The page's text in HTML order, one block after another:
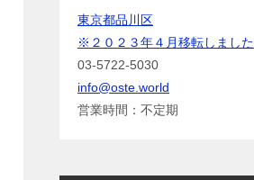
東京都品川区
※２０２３年４月移転しました
03-5722-5030
info@oste.world
営業時間：不定期